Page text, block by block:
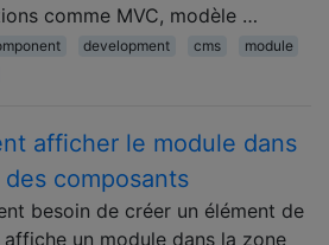
comme MVC, modèle …
development cms
module
afficher le module dans
composants
besoin de créer un élément de
affiche un module dans la zone